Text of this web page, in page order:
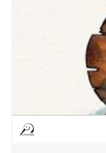
kognitiivisen